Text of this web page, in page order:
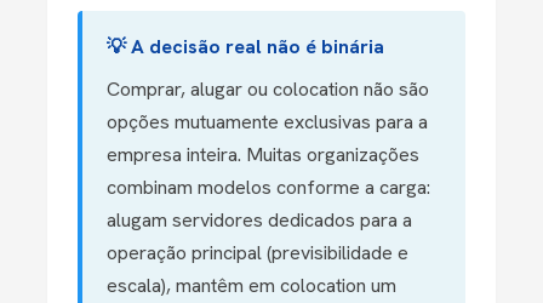
💡 A decisão real não é binária
Comprar, alugar ou colocation não são
opções mutuamente exclusivas para a
empresa inteira. Muitas organizações
combinam modelos conforme a carga:
alugam servidores dedicados para a
operação principal (previsibilidade e
escala), mantêm em colocation um